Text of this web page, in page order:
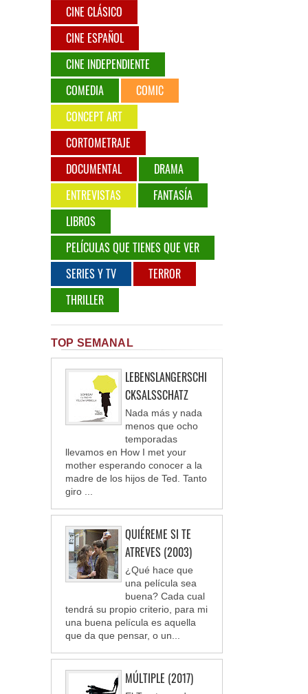
CINE CLÁSICO
CINE ESPAÑOL
CINE INDEPENDIENTE
COMEDIA
COMIC
CONCEPT ART
CORTOMETRAJE
DOCUMENTAL
DRAMA
ENTREVISTAS
FANTASÍA
LIBROS
PELÍCULAS QUE TIENES QUE VER
SERIES Y TV
TERROR
THRILLER
TOP SEMANAL
LEBENSLANGERSCHI
CKSALSSCHATZ
Nada más y nada
menos que ocho
temporadas
llevamos en How I met your
mother esperando conocer a la
madre de los hijos de Ted. Tanto
giro ...
QUIÉREME SI TE
ATREVES (2003)
¿Qué hace que
una película sea
buena? Cada cual
tendrá su propio criterio, para mi
una buena película es aquella
que da que pensar, o un...
MÚLTIPLE (2017)